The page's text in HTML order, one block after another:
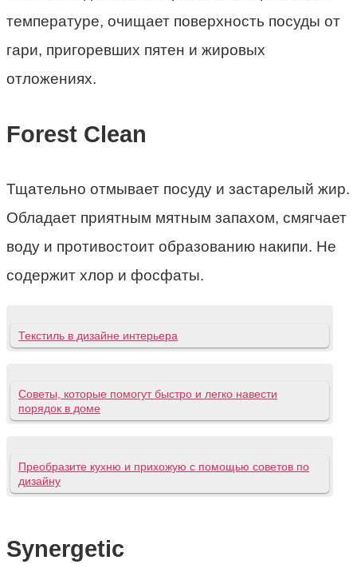
температуре, очищает поверхность посуды от
гари, пригоревших пятен и жировых
отложениях.
Forest Clean
Тщательно отмывает посуду и застарелый жир.
Обладает приятным мятным запахом, смягчает
воду и противостоит образованию накипи. Не
содержит хлор и фосфаты.
Текстиль в дизайне интерьера
Советы, которые помогут быстро и легко навести
порядок в доме
Преобразите кухню и прихожую с помощью советов по
дизайну
Synergetic